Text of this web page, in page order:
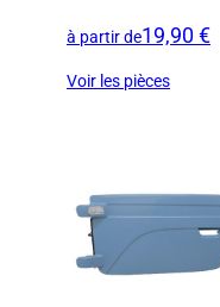
à partir de19,90 €
Voir les pièces